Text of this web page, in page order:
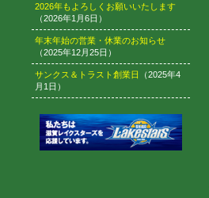
2026年もよろしくお願いいたします
（2026年1月6日）
年末年始の営業・休業のお知らせ
（2025年12月25日）
サンクス＆トラスト創業日
（2025年4
月1日）